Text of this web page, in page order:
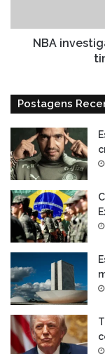
incluindo
LakersNBA
Postagens